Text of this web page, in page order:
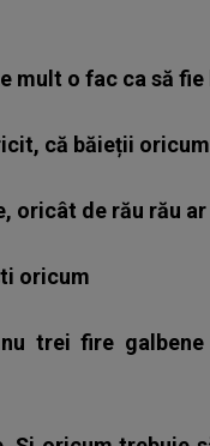
mult o fac ca să
că băieții
oricât de rău rău
oricum
trei fire